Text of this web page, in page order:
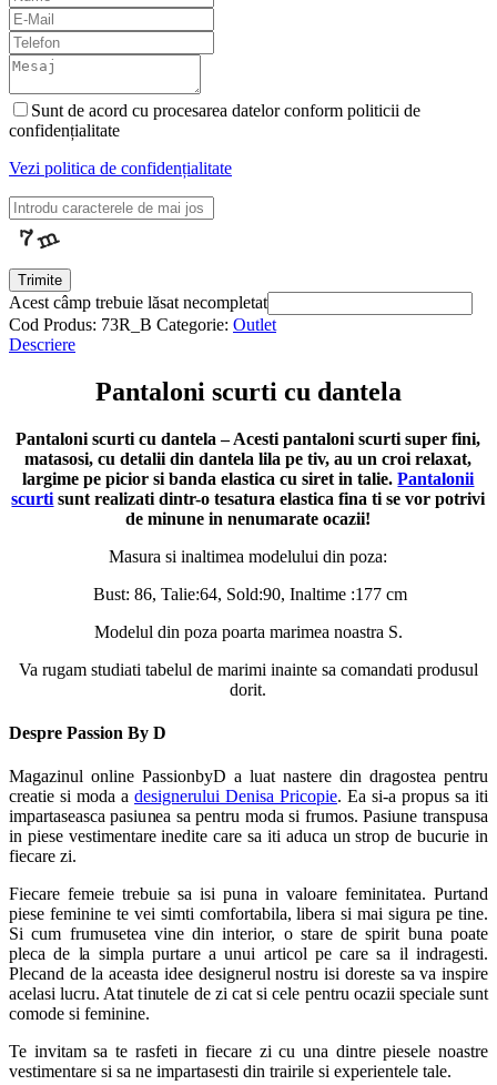
Sunt de acord cu procesarea datelor conform politicii de
confidențialitate
Vezi politica de confidențialitate
Trimite
Acest câmp trebuie lăsat necompletat
Cod Produs: 73R_B Categorie: Outlet
Descriere
Pantaloni scurti cu dantela
Pantaloni scurti cu dantela – Acesti pantaloni scurti super fini,
matasosi, cu detalii din dantela lila pe tiv, au un croi relaxat,
largime pe picior si banda elastica cu siret in talie.Pantalonii
scurti sunt realizati dintr-o tesatura elastica fina ti se vor potrivi
de minune in nenumarate ocazii!
Masura si inaltimea modelului din poza:
Bust: 86, Talie:64, Sold:90, Inaltime :177 cm
Modelul din poza poarta marimea noastra S.
Va rugam studiati tabelul de marimi inainte sa comandati produsul
dorit.
Despre Passion By D
Magazinul online PassionbyD a luat nastere din dragostea pentru
creatie si moda a designerului Denisa Pricopie. Ea si-a propus sa iti
impartaseasca pasiunea sa pentru moda si frumos. Pasiune transpusa
in piese vestimentare inedite care sa iti aduca un strop de bucurie in
fiecare zi.
Fiecare femeie trebuie sa isi puna in valoare feminitatea. Purtand
piese feminine te vei simti comfortabila, libera si mai sigura pe tine.
Si cum frumusetea vine din interior, o stare de spirit buna poate
pleca de la simpla purtare a unui articol pe care sa il indragesti.
Plecand de la aceasta idee designerul nostru isi doreste sa va inspire
acelasi lucru. Atat tinutele de zi cat si cele pentru ocazii speciale sunt
comode si feminine.
Te invitam sa te rasfeti in fiecare zi cu una dintre piesele noastre
vestimentare si sa ne impartasesti din trairile si experientele tale.